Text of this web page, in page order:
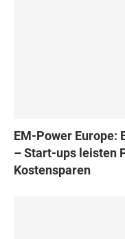
EM-Power Europe:
– Start-ups leisten
Kostensparen